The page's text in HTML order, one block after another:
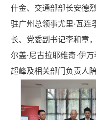
什金、交通部部长安德
驻广州总领事尤里·瓦连
长、党委副书记李和章
尔盖·尼古拉耶维奇·伊
超峰及相关部门负责人